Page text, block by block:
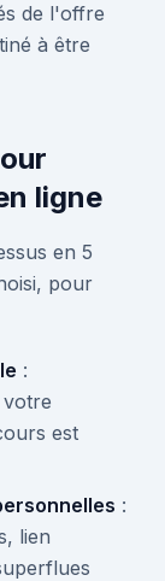
de l'offre
à être
ligne
en 5
pour
:
votre
est
:
lien